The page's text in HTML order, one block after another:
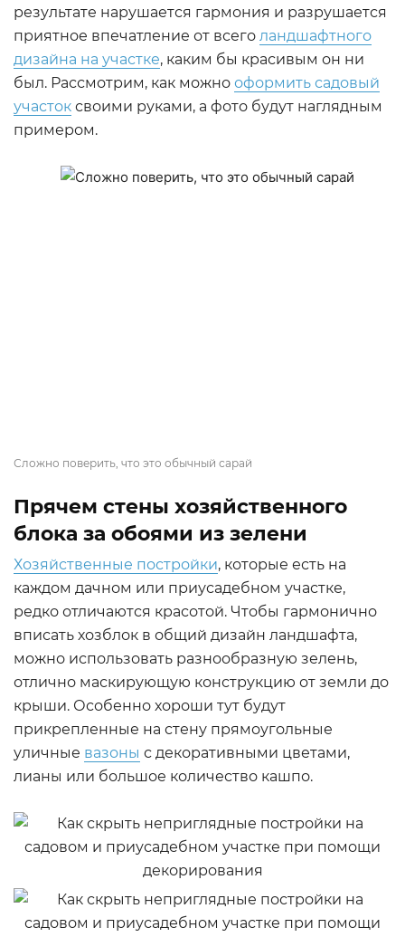
результате нарушается гармония и разрушается
приятное впечатление от всего ландшафтного
дизайна на участке, каким бы красивым он ни
был. Рассмотрим, как можно оформить садовый
участок своими руками, а фото будут наглядным
примером.
Сложно поверить, что это обычный сарай
Прячем стены хозяйственного
блока за обоями из зелени
Хозяйственные постройки, которые есть на
каждом дачном или приусадебном участке,
редко отличаются красотой. Чтобы гармонично
вписать хозблок в общий дизайн ландшафта,
можно использовать разнообразную зелень,
отлично маскирующую конструкцию от земли до
крыши. Особенно хороши тут будут
прикрепленные на стену прямоугольные
уличные вазоны с декоративными цветами,
лианы или большое количество кашпо.